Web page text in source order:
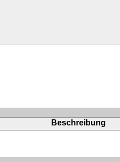
Beschreibung